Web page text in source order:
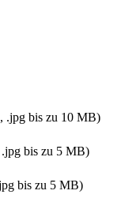
.jpg bis zu 10 MB)
bis zu 5 MB)
bis zu 5 MB)